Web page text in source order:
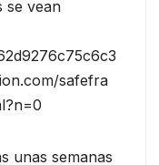
se vean
safefra
unas semanas